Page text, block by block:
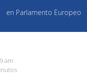
en Parlamento Europeo
am